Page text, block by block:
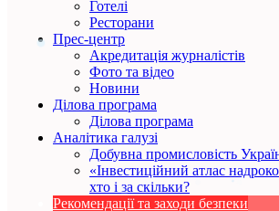
Готелі
Ресторани
Прес-центр
Акредитація журналістів
Фото та відео
Новини
Ділова програма
Ділова програма
Аналітика галузі
Добувна промисловість
«Інвестиційний атлас
хто і за скільки?
Рекомендації та заходи безпеки